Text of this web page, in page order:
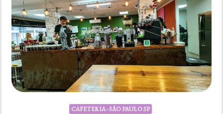
CAFETERIA - SÃO PAULO SP